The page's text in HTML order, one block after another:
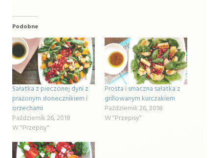
Podobne
Sałatka z pieczonej dyni z
prażonym słonecznikiem i
orzechami
Październik 26, 2018
W "Przepisy"
Prosta i smaczna sałatka z
grillowanym kurczakiem
Październik 26, 2018
W "Przepisy"